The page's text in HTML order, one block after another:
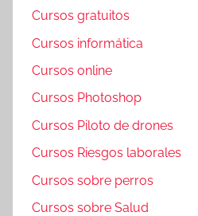
Cursos gratuitos
Cursos informática
Cursos online
Cursos Photoshop
Cursos Piloto de drones
Cursos Riesgos laborales
Cursos sobre perros
Cursos sobre Salud